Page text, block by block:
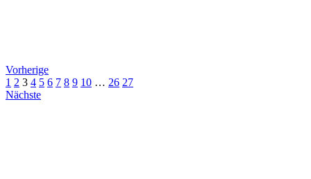
Vorherige
1 2 3 4 5 6 7 8 9 10 … 26 27
Nächste